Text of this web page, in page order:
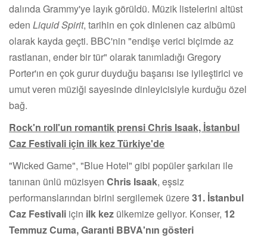
dalında Grammy'ye layık görüldü. Müzik listelerini altüst
eden Liquid Spirit, tarihin en çok dinlenen caz albümü
olarak kayda geçti. BBC'nin "endişe verici biçimde az
rastlanan, ender bir tür" olarak tanımladığı Gregory
Porter'ın en çok gurur duyduğu başarısı ise iyileştirici ve
umut veren müziği sayesinde dinleyicisiyle kurduğu özel
bağ.
Rock'n roll'un romantik prensi Chris Isaak, İstanbul
Caz Festivali için ilk kez Türkiye'de
"Wicked Game", "Blue Hotel" gibi popüler şarkıları ile
tanınan ünlü müzisyen Chris Isaak, eşsiz
performanslarından birini sergilemek üzere31. İstanbul
Caz Festivali için ilk kez ülkemize geliyor. Konser, 12
Temmuz Cuma, Garanti BBVA'nın gösteri